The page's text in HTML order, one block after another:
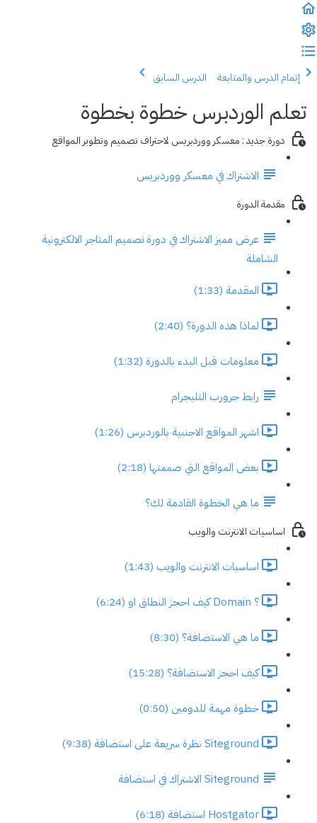
إتمام الدرس والمتابعة الدرس السابق
تعلم الوردبرس خطوة بخطوة
دورة جديد : معسكر ووردبريس لاحتراف تصميم وتطوير المواقع
الاشتراك في معسكر ووردبريس
مقدمة الدورة
عرض مميز الاشتراك في دورة تصميم المتاجر الالكترونية
الشاملة
المقدمة (1:33)
لماذا هذه الدورة؟ (2:40)
معلومات قبل البدء بالدورة (1:32)
رابط جرورب التليجرام
اشهر المواقع الاجنبية بالوردبرس (1:26)
بعض المواقع التي صممتها (2:18)
ما هي الخطوة القادمة لك؟
اساسيات الانترنت والويب
اساسيات الانترنت والويب (1:43)
؟ Domain كيف احجز النطاق او (6:24)
ما هي الاستضافة؟ (8:30)
كيف احجز الاستضافة؟ (15:28)
خطوة مهمة للدومين (0:50)
Siteground نظرة سريعة على استضافة (9:38)
Siteground الاشتراك في استضافة
Hostgator استضافة (6:18)